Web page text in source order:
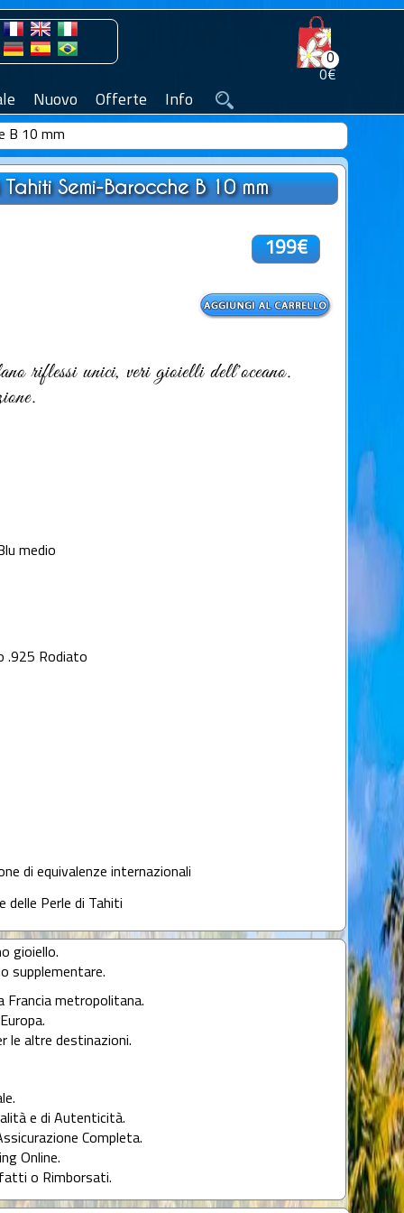
0
0€
Nuovo Offerte Info
B 10 mm
Semi-Barocche B 10 mm
199€
riflessi unici, veri gioielli dell'oceano.
medio
.925 Rodiato
di equivalenze internazionali
delle Perle di Tahiti
gioiello.
supplementare.
Francia metropolitana.
le altre destinazioni.
e di Autenticità.
Completa.
Online.
o Rimborsati.